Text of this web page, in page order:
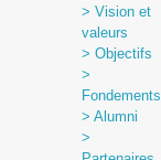
> Vision et
valeurs
> Objectifs
>
Fondements
> Alumni
>